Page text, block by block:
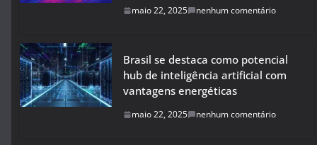
maio 22, 2025 nenhum comentário
Brasil se destaca como potencial
hub de inteligência artificial com
vantagens energéticas
maio 22, 2025 nenhum comentário